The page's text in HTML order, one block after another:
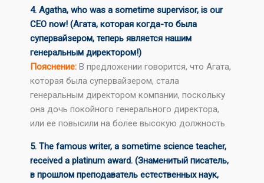
4. Agatha, who was a sometime supervisor, is our
CEO now! (Агата, которая когда-то была
супервайзером, теперь является нашим
генеральным директором!)
Пояснение:В предложении говорится, что Агата,
которая была супервайзером, стала
генеральным директором компании, поскольку
она дочь покойного генерального директора,
или ее повысили на более высокую должность.
5. The famous writer, a sometime science teacher,
received a platinum award. (Знаменитый писатель,
в прошлом преподаватель естественных наук,